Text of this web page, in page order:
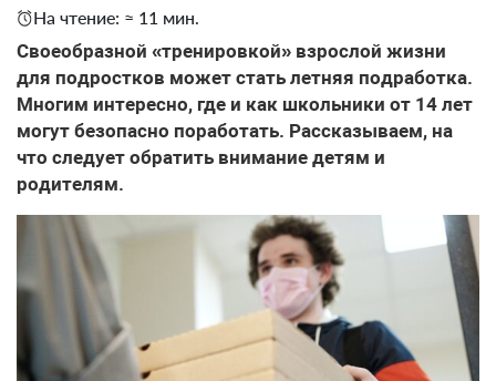
На чтение: ≈ 11 мин.
Своеобразной «тренировкой» взрослой жизни
для подростков может стать летняя подработка.
Многим интересно, где и как школьники от 14 лет
могут безопасно поработать. Рассказываем, на
что следует обратить внимание детям и
родителям.